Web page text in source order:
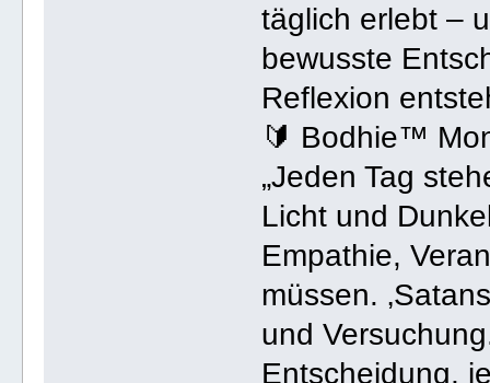
täglich erlebt –
bewusste
Reflexion
🔰 Bodhie™
„Jeden Tag
Licht und
Empathie,
müssen.
und
Entscheidung,